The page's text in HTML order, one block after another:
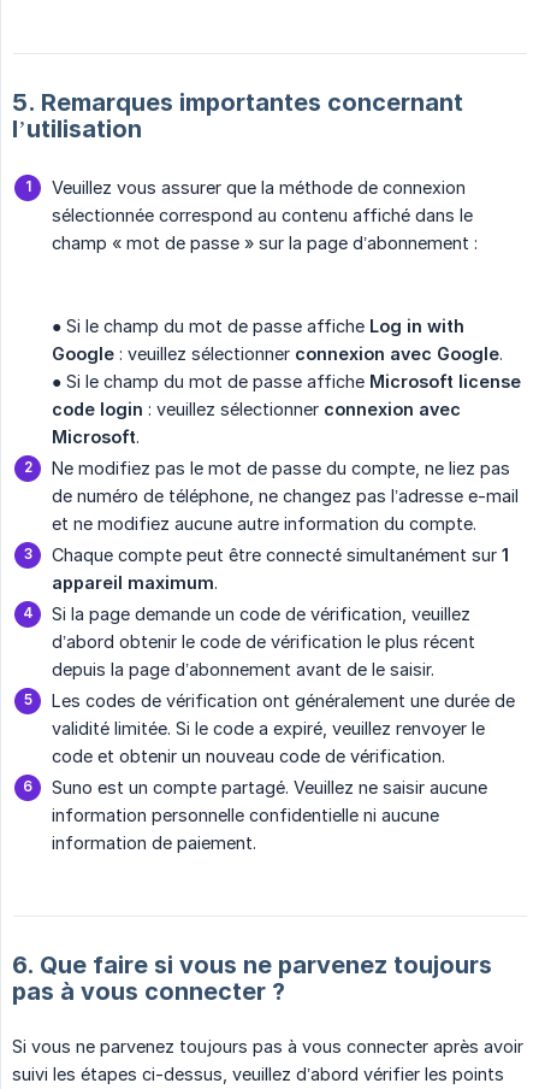
5. Remarques importantes concernant
l’utilisation
Veuillez vous assurer que la méthode de connexion
sélectionnée correspond au contenu affiché dans le
champ « mot de passe » sur la page d’abonnement :
● Si le champ du mot de passe affiche Log in with
Google : veuillez sélectionner connexion avec Google.
● Si le champ du mot de passe affiche Microsoft license
code login : veuillez sélectionner connexion avec
Microsoft.
Ne modifiez pas le mot de passe du compte, ne liez pas
de numéro de téléphone, ne changez pas l’adresse e-mail
et ne modifiez aucune autre information du compte.
Chaque compte peut être connecté simultanément sur 1
appareil maximum.
Si la page demande un code de vérification, veuillez
d’abord obtenir le code de vérification le plus récent
depuis la page d’abonnement avant de le saisir.
Les codes de vérification ont généralement une durée de
validité limitée. Si le code a expiré, veuillez renvoyer le
code et obtenir un nouveau code de vérification.
Suno est un compte partagé. Veuillez ne saisir aucune
information personnelle confidentielle ni aucune
information de paiement.
6. Que faire si vous ne parvenez toujours
pas à vous connecter ?
Si vous ne parvenez toujours pas à vous connecter après avoir
suivi les étapes ci-dessus, veuillez d’abord vérifier les points